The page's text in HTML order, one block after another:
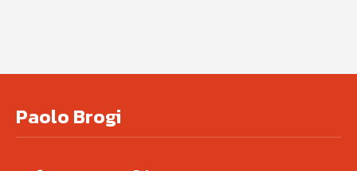
Paolo Brogi